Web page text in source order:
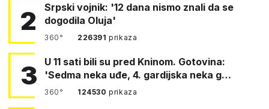
2
Srpski vojnik: '12 dana nismo znali da se
dogodila Oluja'
360° 226391prikaza
3
U 11 sati bili su pred Kninom. Gotovina:
'Sedma neka uđe, 4. gardijska neka g…
360° 124530prikaza